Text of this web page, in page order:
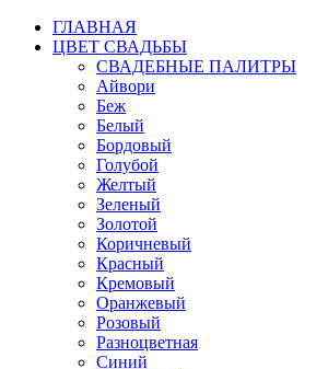
ГЛАВНАЯ
ЦВЕТ СВАДЬБЫ
СВАДЕБНЫЕ ПАЛИТРЫ
Айвори
Беж
Белый
Бордовый
Голубой
Желтый
Зеленый
Золотой
Коричневый
Красный
Кремовый
Оранжевый
Розовый
Разноцветная
Синий